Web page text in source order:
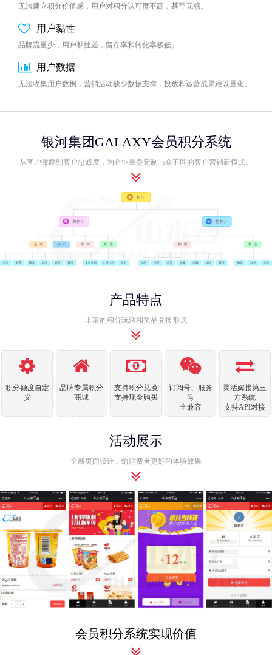
无法建立积分价值感，用户对积分认可度不高，甚至无感。
用户黏性
品牌流量少，用户黏性差，留存率和转化率极低。
用户数据
无法收集用户数据，营销活动缺少数据支撑，投放和运营成果难以量化。
银河集团GALAXY会员积分系统
从客户激励到客户忠诚度，为企业量身定制与众不同的客户营销新模式。
产品特点
丰富的积分玩法和奖品兑换形式
积分额度自定
义
品牌专属积分
商城
支持积分兑换
支持现金购买
订阅号、服务
号
全兼容
灵活嫁接第三
方系统
支持API对接
活动展示
全新页面设计，给消费者更好的体验效果
会员积分系统实现价值